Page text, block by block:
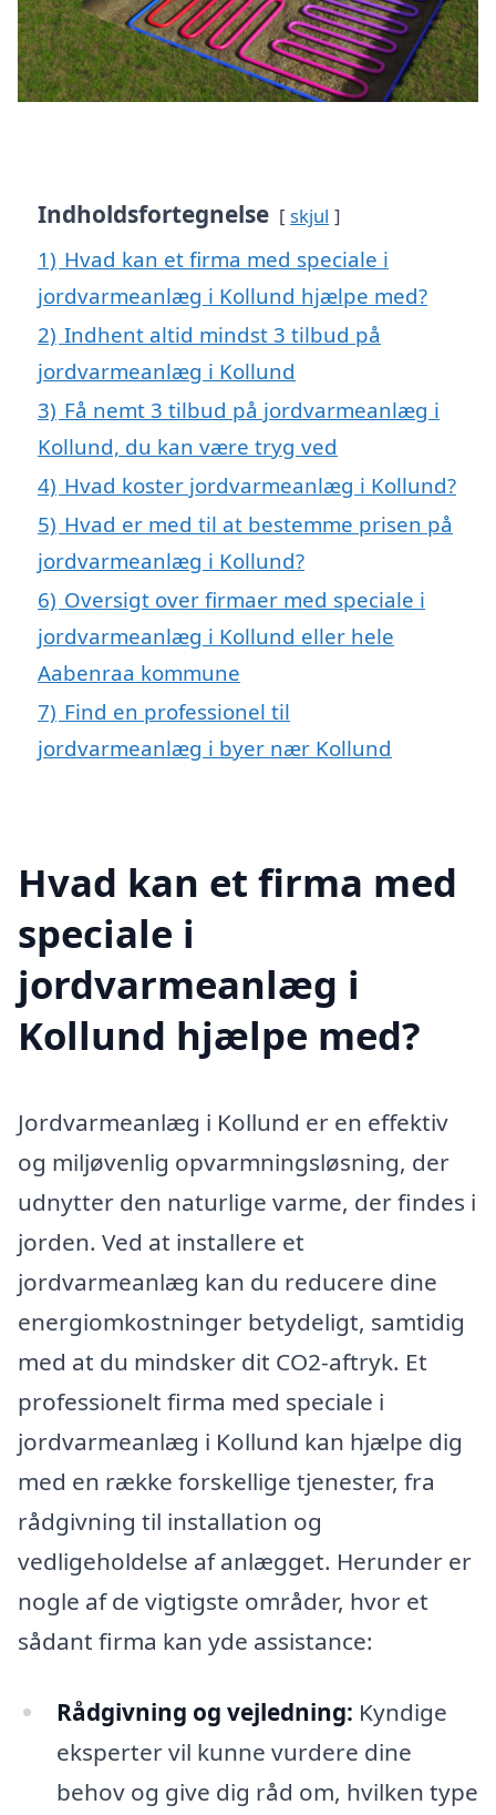
Indholdsfortegnelse skjul
1) Hvad kan et firma med speciale i
jordvarmeanlæg i Kollund hjælpe med?
2) Indhent altid mindst 3 tilbud på
jordvarmeanlæg i Kollund
3) Få nemt 3 tilbud på jordvarmeanlæg i
Kollund, du kan være tryg ved
4) Hvad koster jordvarmeanlæg i Kollund?
5) Hvad er med til at bestemme prisen på
jordvarmeanlæg i Kollund?
6) Oversigt over firmaer med speciale i
jordvarmeanlæg i Kollund eller hele
Aabenraa kommune
7) Find en professionel til
jordvarmeanlæg i byer nær Kollund
Hvad kan et firma med
speciale i
jordvarmeanlæg i
Kollund hjælpe med?
Jordvarmeanlæg i Kollund er en effektiv
og miljøvenlig opvarmningsløsning, der
udnytter den naturlige varme, der findes i
jorden. Ved at installere et
jordvarmeanlæg kan du reducere dine
energiomkostninger betydeligt, samtidig
med at du mindsker dit CO2-aftryk. Et
professionelt firma med speciale i
jordvarmeanlæg i Kollund kan hjælpe dig
med en række forskellige tjenester, fra
rådgivning til installation og
vedligeholdelse af anlægget. Herunder er
nogle af de vigtigste områder, hvor et
sådant firma kan yde assistance:
Rådgivning og vejledning: Kyndige
eksperter vil kunne vurdere dine
behov og give dig råd om, hvilken type